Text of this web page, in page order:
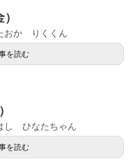
おか りくくん
を読む
し ひなたちゃん
を読む